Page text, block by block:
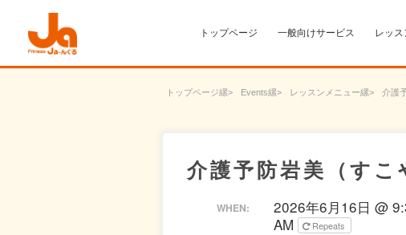
トップページ 一般向けサービス レッス
トップページ Events レッスンメニュー 介護
介護予防岩美（すこ
WHEN:
2026年6月16日 @
AM
Repeats